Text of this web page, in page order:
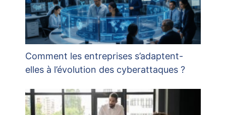
Comment les entreprises s’adaptent-
elles à l’évolution des cyberattaques ?